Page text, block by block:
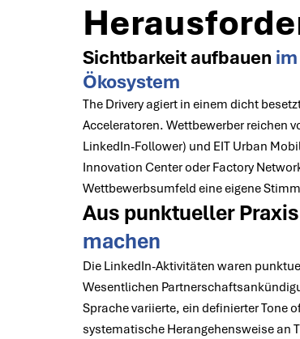
Sichtbarkeit aufbauen
Ökosystem
The Drivery agiert in einem dicht
Acceleratoren. Wettbewerber reichen
LinkedIn-Follower) und EIT Urban
Innovation Center oder Factory
Wettbewerbsumfeld eine eigene
Aus punktueller Praxis
machen
Die LinkedIn-Aktivitäten waren
Wesentlichen
Sprache variierte, ein definierter Tone
systematische Herangehensweise an